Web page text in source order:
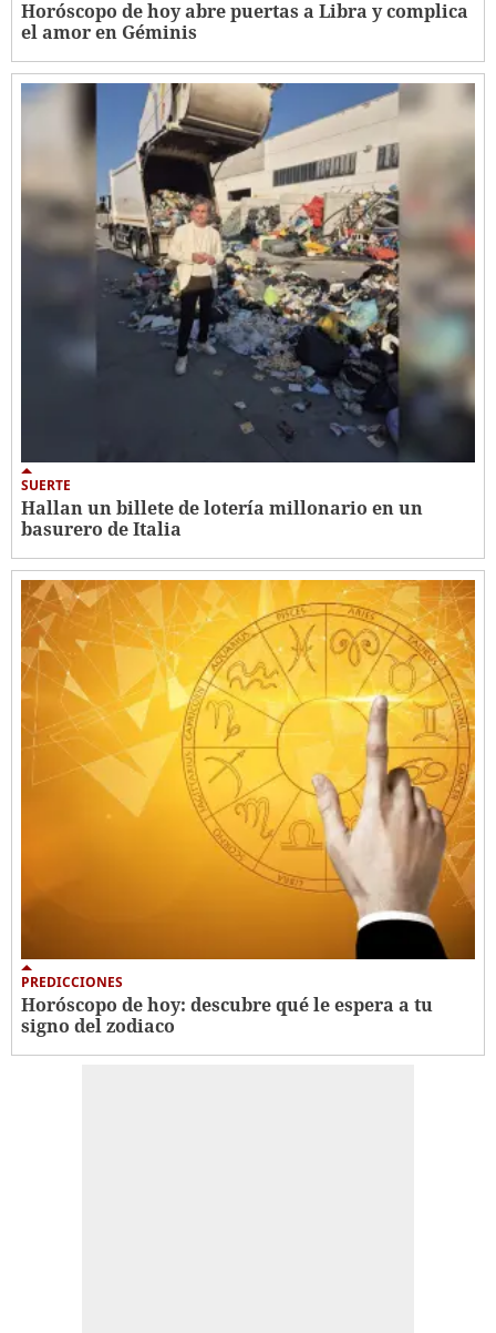
Horóscopo de hoy abre puertas a Libra y complica
el amor en Géminis
SUERTE
Hallan un billete de lotería millonario en un
basurero de Italia
PREDICCIONES
Horóscopo de hoy: descubre qué le espera a tu
signo del zodiaco